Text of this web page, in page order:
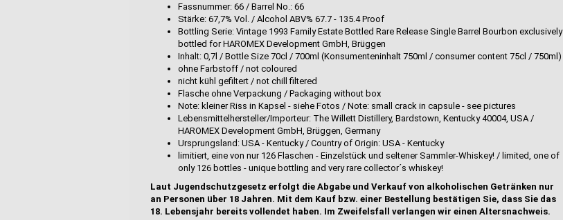
Fassnummer: 66 / Barrel No.: 66
Stärke: 67,7% Vol. / Alcohol ABV% 67.7 - 135.4 Proof
Bottling Serie: Vintage 1993 Family Estate Bottled Rare Release Single Barrel Bourbon exclusively
bottled for HAROMEX Development GmbH, Brüggen
Inhalt: 0,7l / Bottle Size 70cl / 700ml (Konsumenteninhalt 750ml / consumer content 75cl / 750ml)
ohne Farbstoff / not coloured
nicht kühl gefiltert / not chill filtered
Flasche ohne Verpackung / Packaging without box
Note: kleiner Riss in Kapsel - siehe Fotos / Note: small crack in capsule - see pictures
Lebensmittelhersteller/Importeur: The Willett Distillery, Bardstown, Kentucky 40004, USA /
HAROMEX Development GmbH, Brüggen, Germany
Ursprungsland: USA - Kentucky / Country of Origin: USA - Kentucky
limitiert, eine von nur 126 Flaschen - Einzelstück und seltener Sammler-Whiskey! / limited, one of
only 126 bottles - unique bottling and very rare collector´s whiskey!
Laut Jugendschutzgesetz erfolgt die Abgabe und Verkauf von alkoholischen Getränken nur
an Personen über 18 Jahren. Mit dem Kauf bzw. einer Bestellung bestätigen Sie, dass Sie das
18. Lebensjahr bereits vollendet haben. Im Zweifelsfall verlangen wir einen Altersnachweis.